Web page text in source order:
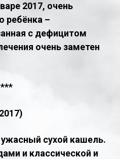
2017, очень
ребёнка –
с дефицитом
очень заметен
​***
сухой кашель.
и классической и